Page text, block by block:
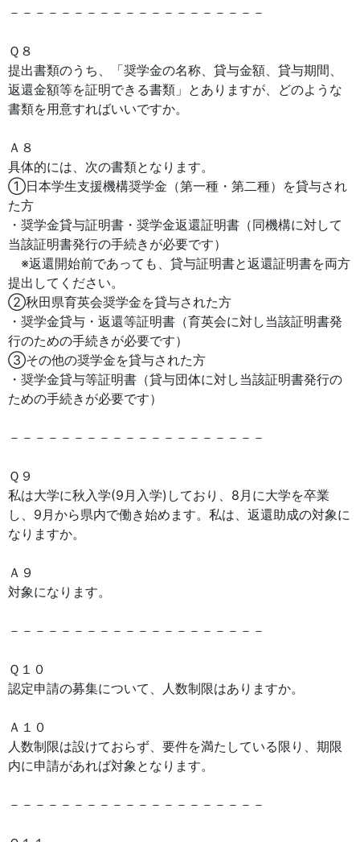
－－－－－－－－－－－－－－－－－－－－
Ｑ８
提出書類のうち、「奨学金の名称、貸与金額、貸与期間、
返還金額等を証明できる書類」とありますが、どのような
書類を用意すればいいですか。
Ａ８
具体的には、次の書類となります。
①日本学生支援機構奨学金（第一種・第二種）を貸与され
た方
・奨学金貸与証明書・奨学金返還証明書（同機構に対して
当該証明書発行の手続きが必要です）
※返還開始前であっても、貸与証明書と返還証明書を両方
提出してください。
②秋田県育英会奨学金を貸与された方
・奨学金貸与・返還等証明書（育英会に対し当該証明書発
行のための手続きが必要です）
③その他の奨学金を貸与された方
・奨学金貸与等証明書（貸与団体に対し当該証明書発行の
ための手続きが必要です）
－－－－－－－－－－－－－－－－－－－－
Ｑ９
私は大学に秋入学(9月入学)しており、8月に大学を卒業
し、9月から県内で働き始めます。私は、返還助成の対象に
なりますか。
Ａ９
対象になります。
－－－－－－－－－－－－－－－－－－－－
Ｑ１０
認定申請の募集について、人数制限はありますか。
Ａ１０
人数制限は設けておらず、要件を満たしている限り、期限
内に申請があれば対象となります。
－－－－－－－－－－－－－－－－－－－－